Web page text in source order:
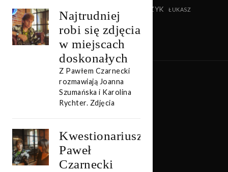
ŚWIATA WYWIAD XAWERY STAŃCZYK
ŁUKASZ
LEWANDOWSKI
Najtrudniej
robi się zdjęcia
w miejscach
doskonałych
Z Pawłem Czarnecki
rozmawiają Joanna
Szumańska i Karolina
Rychter. Zdjęcia
Kwestionariusz:
Paweł
Czarnecki